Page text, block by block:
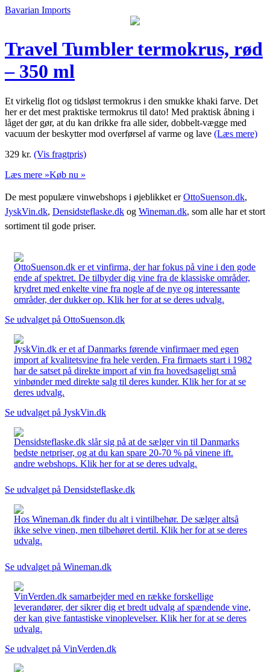
Bavarian Imports
Travel Tumbler termokrus, rød
– 350 ml
Et virkelig flot og tidsløst termokrus i den smukke khaki farve. Det
her er det mest praktiske termokrus til dato! Med praktisk åbning i
låget der gør, at du kan drikke fra alle sider, dobbelt-vægge med
vacuum der beskytter mod overførsel af varme og lave (Læs mere)
329 kr. (Vis fragtpris)
Læs mere »Køb nu »
De mest populære vinwebshops i øjeblikket erOttoSuenson.dk,
JyskVin.dk, Densidsteflaske.dk og Wineman.dk, som alle har et stort
sortiment til gode priser.
OttoSuenson.dk er et vinfirma, der har fokus på vine i den gode
ende af spektret. De tilbyder dig vine fra de klassiske områder,
krydret med enkelte vine fra nogle af de nye og interessante
områder, der dukker op. Klik her for at se deres udvalg.
Se udvalget på OttoSuenson.dk
JyskVin.dk er et af Danmarks førende vinfirmaer med egen
import af kvalitetsvine fra hele verden. Fra firmaets start i 1982
har de satset på direkte import af vin fra hovedsageligt små
vinbønder med direkte salg til deres kunder. Klik her for at se
deres udvalg.
Se udvalget på JyskVin.dk
Densidsteflaske.dk slår sig på at de sælger vin til Danmarks
bedste netpriser, og at du kan spare 20-70 % på vinene ift.
andre webshops. Klik her for at se deres udvalg.
Se udvalget på Densidsteflaske.dk
Hos Wineman.dk finder du alt i vintilbehør. De sælger altså
ikke selve vinen, men tilbehøret dertil. Klik her for at se deres
udvalg.
Se udvalget på Wineman.dk
VinVerden.dk samarbejder med en række forskellige
leverandører, der sikrer dig et bredt udvalg af spændende vine,
der kan give fantastiske vinoplevelser. Klik her for at se deres
udvalg.
Se udvalget på VinVerden.dk